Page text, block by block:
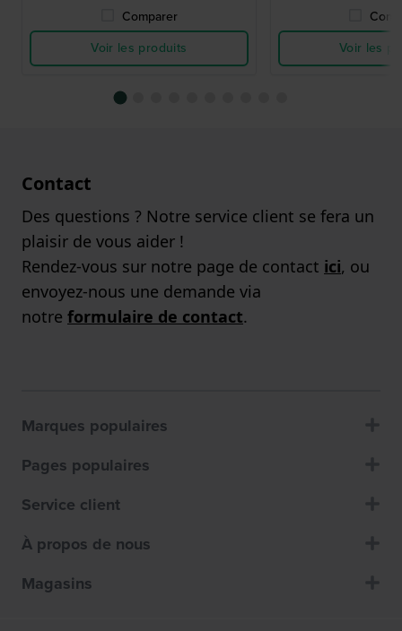
Comparer
Voir les produits
Voir les
Contact
Des questions ? Notre service client se fera un
plaisir de vous aider !
Rendez-vous sur notre page de contact ici, ou
envoyez-nous une demande via
notre formulaire de contact.
Marques populaires
Pages populaires
Service client
À propos de nous
Magasins